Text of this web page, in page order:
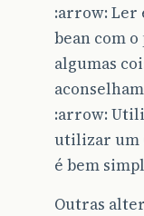
:arrow: Ler
bean com
algumas
:arrow:
utilizar um
é bem
Outras